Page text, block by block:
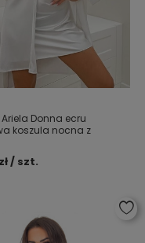
Donna ecru
koszula nocna z
/ szt.